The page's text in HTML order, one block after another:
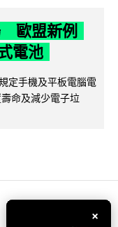
歐盟新例
電池
定手機及平板電腦電
命及減少電子垃
×